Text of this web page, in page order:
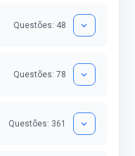
Questões: 48
Questões: 78
Questões: 361